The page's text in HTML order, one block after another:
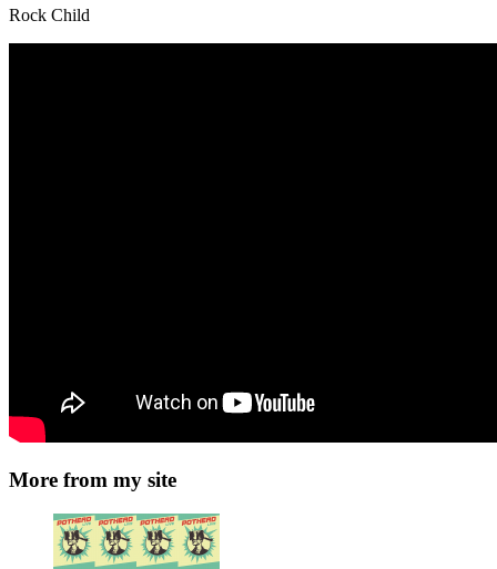
Rock Child
More from my site